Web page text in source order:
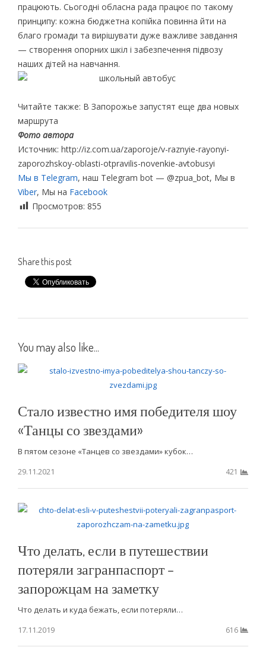
працюють. Сьогодні обласна рада працює по такому
принципу: кожна бюджетна копійка повинна йти на
благо громади та вирішувати дуже важливе завдання
— створення опорних шкіл і забезпечення підвозу
наших дітей на навчання.
Читайте также: В Запорожье запустят еще два новых
маршрута
Фото автора
Источник: http://iz.com.ua/zaporoje/v-raznyie-rayonyi-
zaporozhskoy-oblasti-otpravilis-novenkie-avtobusyi
Мы в Telegram, наш Telegram bot — @zpua_bot, Мы в
Viber, Мы на Facebook
Просмотров: 855
Share this post
You may also like...
Стало известно имя победителя шоу
«Танцы со звездами»
В пятом сезоне «Танцев со звездами» кубок…
29.11.2021
421
Что делать, если в путешествии
потеряли загранпаспорт –
запорожцам на заметку
Что делать и куда бежать, если потеряли…
17.11.2019
616